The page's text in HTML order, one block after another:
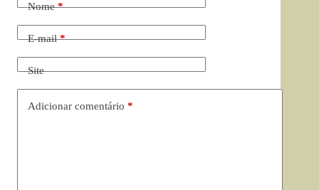
Nome*
E-mail*
Site
Adicionar comentário *